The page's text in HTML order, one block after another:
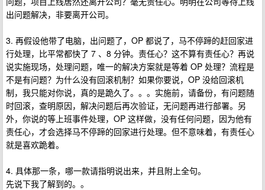
出问题解决，非要离开公司。
3. 再假设他带了电脑，出问题了，OP 都说了，马不停蹄的赶回家进
行处理，比平常都快了 7 、8 分钟。责任心？这不算有责任心？再说
说实施现场，处理问题，唯一的解决方案就是等着 OP 处理？流程是
不是有问题？为什么没有回滚机制？如果你要说，OP 没给回滚机
制，我只能对你说，真的是跪久了。。。实施前，请备份，有问题随
时回滚，查明原因，解决问题后再次验证，无问题再进行部署。另
外，你说的等上班事件处理，OP 这样做，没有任何问题，因为他有
责任心，才会选择马不停蹄的回家进行处理。但不意味着，有责任心
就是喜欢跪着。
4. 具体那一条，哪一款请指明说出来，并且附上全句。
先说下我了解到的。。